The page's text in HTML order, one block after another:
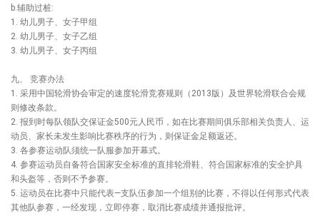
b.辅助过桩:
1. 幼儿男子、女子甲组
2. 幼儿男子、女子乙组
3. 幼儿男子、女子丙组
九、 竞赛办法
1. 采用中国轮滑协会审定的速度轮滑竞赛规则（2013版）及世界轮滑联合会规
则修改条款。
2. 报到时每队领队交保证金500元人民币，如在比赛期间俱乐部相关负责人、运
动员、家长未发生影响比赛秩序的行为，则保证金足额返还。
3. 各参赛运动队须统一队服参加开幕式。
4. 参赛运动员自备符合国家安全标准的直排轮滑鞋、符合国家标准的安全护具
和头盔等，否则不予参赛。
5. 运动员在比赛中只能代表—支队伍参加一个组别的比赛，不得以任何形式代表
其他队参赛，一经发现，立即停赛，取消比赛成绩并通报批评。